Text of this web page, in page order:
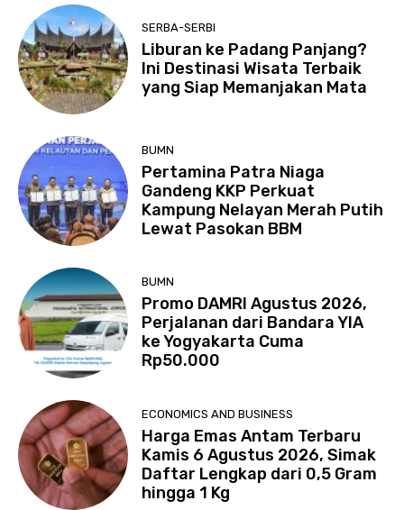
SERBA-SERBI
Liburan ke Padang Panjang?
Ini Destinasi Wisata Terbaik
yang Siap Memanjakan Mata
BUMN
Pertamina Patra Niaga
Gandeng KKP Perkuat
Kampung Nelayan Merah Putih
Lewat Pasokan BBM
BUMN
Promo DAMRI Agustus 2026,
Perjalanan dari Bandara YIA
ke Yogyakarta Cuma
Rp50.000
ECONOMICS AND BUSINESS
Harga Emas Antam Terbaru
Kamis 6 Agustus 2026, Simak
Daftar Lengkap dari 0,5 Gram
hingga 1 Kg